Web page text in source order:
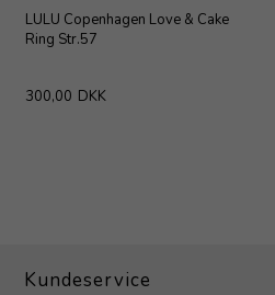
LULU Copenhagen Love & Cake
Ring Str.57
300,00 DKK
Kundeservice